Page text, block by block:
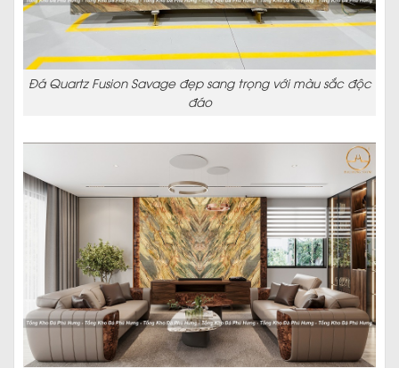
Đá Quartz Fusion Savage đẹp sang trọng với màu sắc độc
đáo